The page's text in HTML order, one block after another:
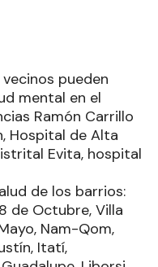
pueden
mental en el
Ramón Carrillo
Hospital de Alta
Evita, hospital
de los barrios:
de Octubre, Villa
Nam-Qom,
Itatí,